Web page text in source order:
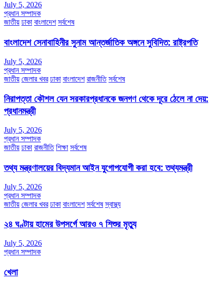
July 5, 2026
প্রধান সম্পাদক
জাতীয় ঢাকা বাংলাদেশ সর্বশেষ
বাংলাদেশ সেনাবাহিনীর সুনাম আন্তর্জাতিক অঙ্গনে সুবিদিত: রাষ্ট্রপতি
July 5, 2026
প্রধান সম্পাদক
জাতীয় জেলার খবর ঢাকা বাংলাদেশ রাজনীতি সর্বশেষ
নিরাপত্তা কৌশল যেন সরকারপ্রধানকে জনগণ থেকে দূরে ঠেলে না দেয়:
প্রধানমন্ত্রী
July 5, 2026
প্রধান সম্পাদক
জাতীয় ঢাকা রাজনীতি শিক্ষা সর্বশেষ
তথ্য মন্ত্রণালয়ের বিদ্যমান আইন যুগোপযোগী করা হবে: তথ্যমন্ত্রী
July 5, 2026
প্রধান সম্পাদক
জাতীয় জেলার খবর ঢাকা বাংলাদেশ সর্বশেষ স্বাস্থ্য
২৪ ঘণ্টায় হামের উপসর্গে আরও ৭ শিশুর মৃত্যু
July 5, 2026
প্রধান সম্পাদক
খেলা